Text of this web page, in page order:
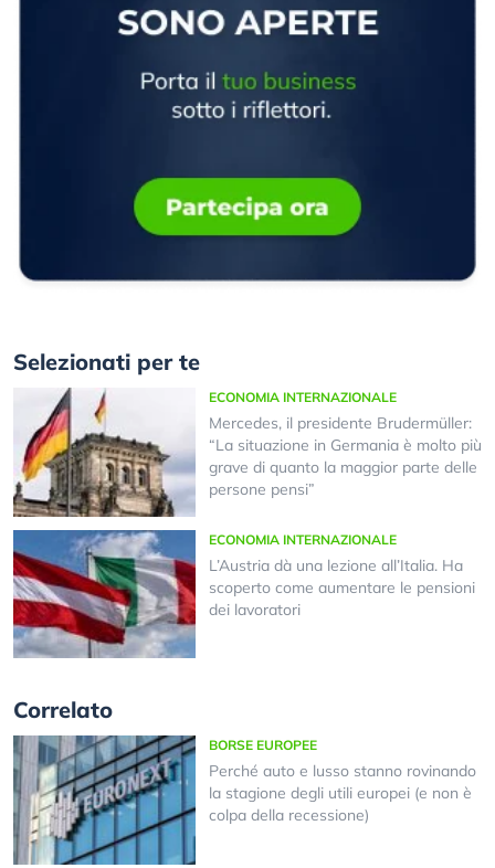
Selezionati per te
ECONOMIA INTERNAZIONALE
Mercedes, il presidente Brudermüller:
“La situazione in Germania è molto più
grave di quanto la maggior parte delle
persone pensi”
ECONOMIA INTERNAZIONALE
L’Austria dà una lezione all’Italia. Ha
scoperto come aumentare le pensioni
dei lavoratori
Correlato
BORSE EUROPEE
Perché auto e lusso stanno rovinando
la stagione degli utili europei (e non è
colpa della recessione)